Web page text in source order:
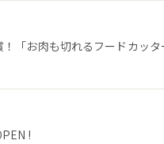
「お肉も切れるフードカッ
!